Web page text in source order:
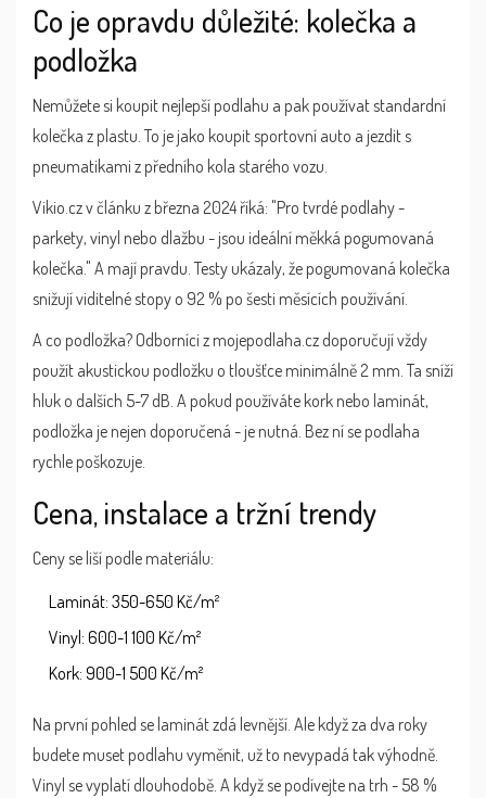
Co je opravdu důležité: kolečka a
podložka
Nemůžete si koupit nejlepší podlahu a pak používat standardní
kolečka z plastu. To je jako koupit sportovní auto a jezdit s
pneumatikami z předního kola starého vozu.
Vikio.cz v článku z března 2024 říká: "Pro tvrdé podlahy -
parkety, vinyl nebo dlažbu - jsou ideální měkká pogumovaná
kolečka." A mají pravdu. Testy ukázaly, že pogumovaná kolečka
snižují viditelné stopy o 92 % po šesti měsících používání.
A co podložka? Odborníci z mojepodlaha.cz doporučují vždy
použít akustickou podložku o tloušťce minimálně 2 mm. Ta sníží
hluk o dalších 5-7 dB. A pokud používáte kork nebo laminát,
podložka je nejen doporučená - je nutná. Bez ní se podlaha
rychle poškozuje.
Cena, instalace a tržní trendy
Ceny se liší podle materiálu:
Laminát: 350-650 Kč/m²
Vinyl: 600-1 100 Kč/m²
Kork: 900-1 500 Kč/m²
Na první pohled se laminát zdá levnější. Ale když za dva roky
budete muset podlahu vyměnit, už to nevypadá tak výhodně.
Vinyl se vyplatí dlouhodobě. A když se podívejte na trh - 58 %